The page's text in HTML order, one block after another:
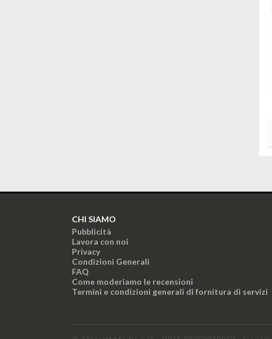
CHI SIAMO
Pubblicità
Lavora con noi
Privacy
Condizioni Generali
FAQ
Come moderiamo le recensioni
Termini e condizioni generali di fornitura di servizi